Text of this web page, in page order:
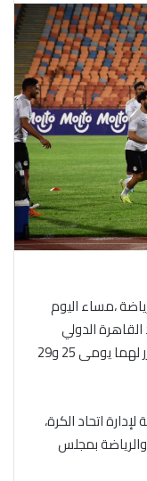
،مساء اليوم
الدولي
استعداداً لمواجهتى كينيا وجزر القمر المقرر لهما يومى 25 و29
اتحاد الكرة،
بمجلس